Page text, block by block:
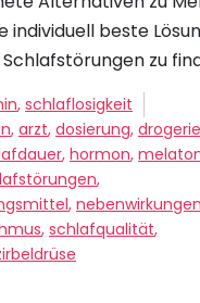
individuell beste
zu
, schlaflosigkeit
, arzt, dosierung,
, hormon,
,
, nebenwirkungen
, schlafqualität,